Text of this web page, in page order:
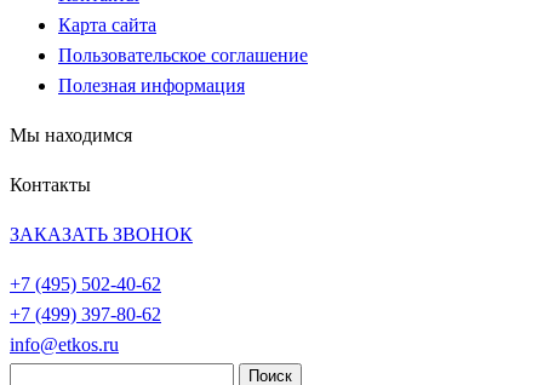
Карта сайта
Пользовательское соглашение
Полезная информация
Мы находимся
Контакты
ЗАКАЗАТЬ ЗВОНОК
+7 (495) 502-40-62
+7 (499) 397-80-62
info@etkos.ru